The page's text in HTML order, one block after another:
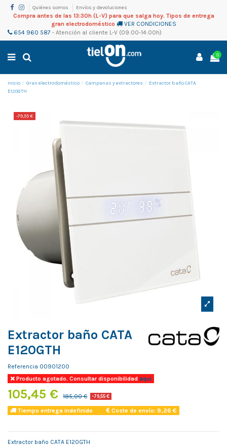
Quiénes somos Envíos y devoluciones
Compra antes de las 13:30h (L-V) para que salga hoy. Tipos de entrega
gran electrodoméstico
VER CONDICIONES
654 960 587 - Atención al cliente L-V (09:00-14:00h)
0
Inicio Gran electrodoméstico Campanas y extractores
Extractor baño CATA
E120GTH
-79,55 €
Extractor baño CATA
E120GTH
Referencia 00901200
Producto agotado. Consultar disponibilidadaqui
105,45 € 185,00 € -79,55 €
Tiempo entrega indefinido Coste de envío: 9,26 €
Extractor baño CATA E120GTH